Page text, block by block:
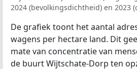
2024 (bevolkingsdichtheid) en 2023
De grafiek toont het aantal
wagens per hectare land. Dit
mate van concentratie van
de buurt Wijtschate-Dorp ten